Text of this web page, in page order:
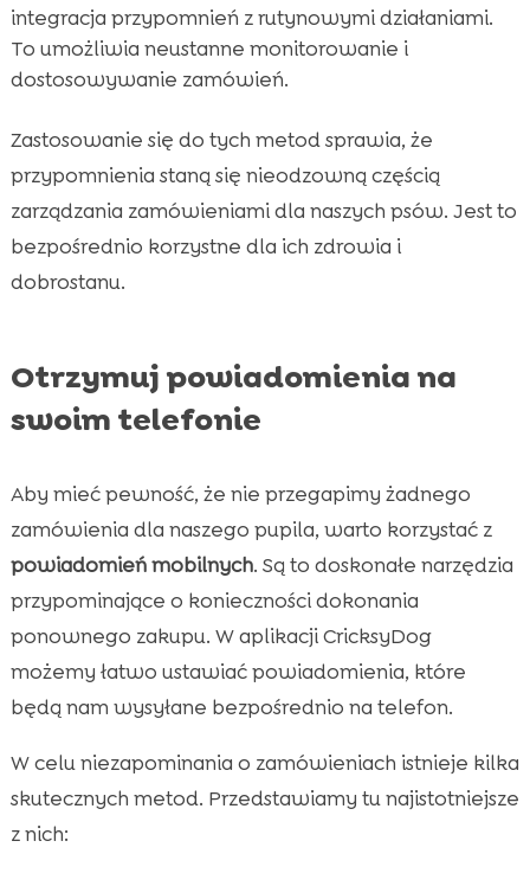
integracja przypomnień z rutynowymi działaniami.
To umożliwia neustanne monitorowanie i
dostosowywanie zamówień.
Zastosowanie się do tych metod sprawia, że
przypomnienia staną się nieodzowną częścią
zarządzania zamówieniami dla naszych psów. Jest to
bezpośrednio korzystne dla ich zdrowia i
dobrostanu.
Otrzymuj powiadomienia na
swoim telefonie
Aby mieć pewność, że nie przegapimy żadnego
zamówienia dla naszego pupila, warto korzystać z
powiadomień mobilnych. Są to doskonałe narzędzia
przypominające o konieczności dokonania
ponownego zakupu. W aplikacji CricksyDog
możemy łatwo ustawiać powiadomienia, które
będą nam wysyłane bezpośrednio na telefon.
W celu niezapominania o zamówieniach istnieje kilka
skutecznych metod. Przedstawiamy tu najistotniejsze
z nich: